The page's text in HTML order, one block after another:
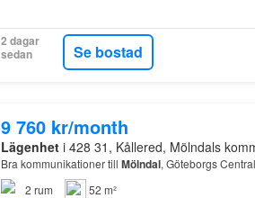
2 dagar
sedan
Se bostad
9 760 kr/month
Lägenheti 428 31, Kållered, Mölndals
Bra kommunikationer till Mölndal, Göteborgs
2 rum
52 m²